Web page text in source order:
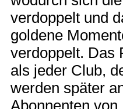
verdoppelt und
goldene
verdoppelt. Das
als jeder Club,
werden später
Abonnenten von